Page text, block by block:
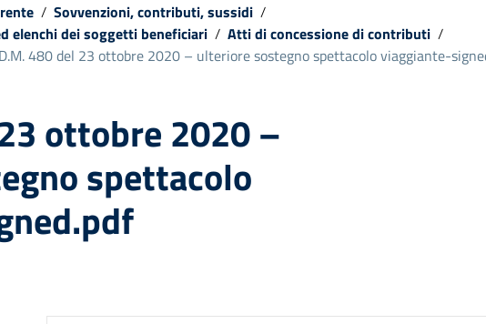
/ Sovvenzioni, contributi, sussidi /
elenchi dei soggetti beneficiari / Atti di concessione di contributi /
D.M. 480 del 23 ottobre 2020 – ulteriore sostegno spettacolo viaggiante-
ottobre 2020 –
spettacolo